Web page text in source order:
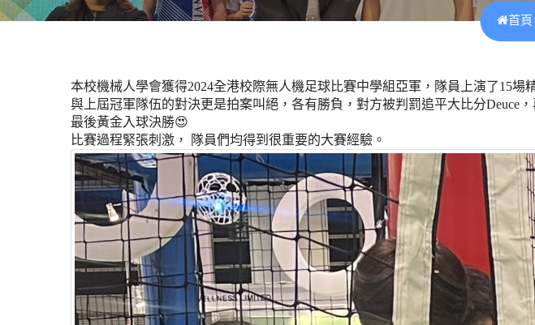
首頁
本校機械人學會獲得2024全港校際無人機足球比賽中學組亞軍，隊員上演了15場
與上屆冠軍隊伍的對決更是拍案叫絕，各有勝負，對方被判罰追平大比分Deuce
最後黃金入球決勝😍
比賽過程緊張刺激， 隊員們均得到很重要的大賽經驗。